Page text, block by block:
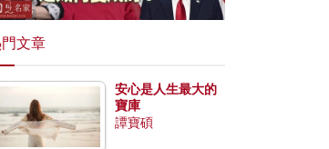
文章
安心是人生最大的
寶庫
譚寶碩